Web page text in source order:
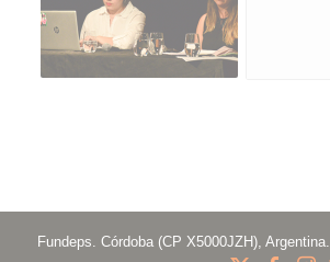
Fundeps. Córdoba (CP X5000JZH), Argentina.